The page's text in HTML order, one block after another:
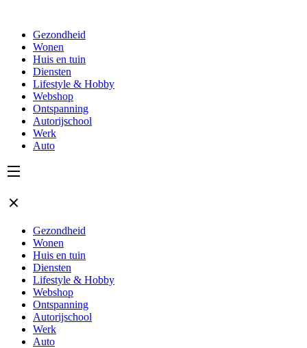
Gezondheid
Wonen
Huis en tuin
Diensten
Lifestyle & Hobby
Webshop
Ontspanning
Autorijschool
Werk
Auto
Gezondheid
Wonen
Huis en tuin
Diensten
Lifestyle & Hobby
Webshop
Ontspanning
Autorijschool
Werk
Auto